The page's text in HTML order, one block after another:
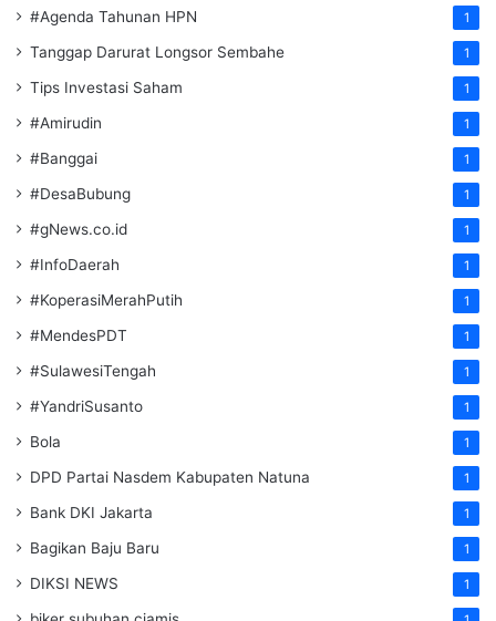
#Agenda Tahunan HPN 1
Tanggap Darurat Longsor Sembahe 1
Tips Investasi Saham 1
#Amirudin 1
#Banggai 1
#DesaBubung 1
#gNews.co.id 1
#InfoDaerah 1
#KoperasiMerahPutih 1
#MendesPDT 1
#SulawesiTengah 1
#YandriSusanto 1
Bola 1
DPD Partai Nasdem Kabupaten Natuna 1
Bank DKI Jakarta 1
Bagikan Baju Baru 1
DIKSI NEWS 1